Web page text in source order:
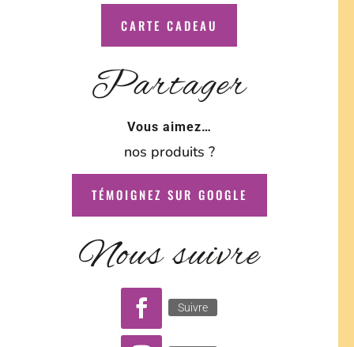
CARTE CADEAU
Partager
Vous aimez…
nos produits ?
TÉMOIGNEZ SUR GOOGLE
Nous suivre
Suivre